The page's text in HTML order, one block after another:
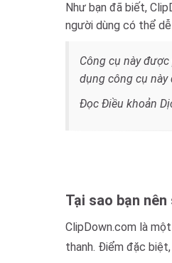
Như bạn đã biết,
người dùng có thể
Công cụ này
dụng công cụ này
Đọc Điều khoản
Tại sao bạn
ClipDown.com là
thanh. Điểm đặc